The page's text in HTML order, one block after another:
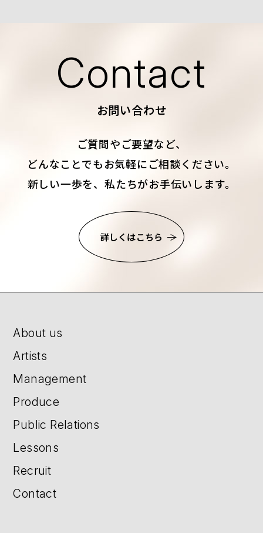
Contact
お問い合わせ
ご質問やご要望など、
どんなことでもお気軽にご相談ください。
新しい一歩を、私たちがお手伝いします。
詳しくはこちら
About us
Artists
Management
Produce
Public Relations
Lessons
Recruit
Contact